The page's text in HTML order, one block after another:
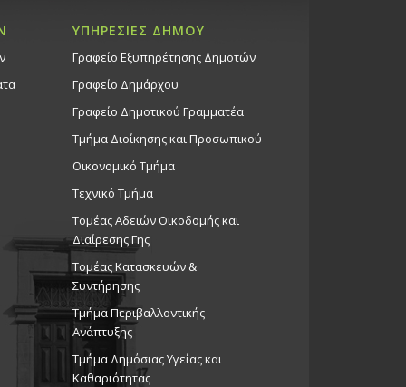
ΥΠΗΡΕΣΙΕΣ ΔΗΜΟΥ
Γραφείο Εξυπηρέτησης Δημοτών
Γραφείο Δημάρχου
Γραφείο Δημοτικού Γραμματέα
Τμήμα Διοίκησης και Προσωπικού
Οικονομικό Τμήμα
Τεχνικό Τμήμα
Τομέας Αδειών Οικοδομής και
Διαίρεσης Γης
Τομέας Κατασκευών &
Συντήρησης
Τμήμα Περιβαλλοντικής
Ανάπτυξης
Tμήμα Δημόσιας Υγείας και
Καθαριότητας